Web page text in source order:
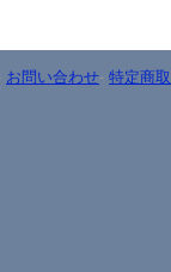
お問い合わせ- 特定商